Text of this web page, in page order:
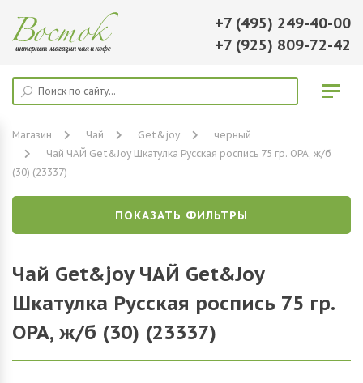
+7 (495) 249-40-00
+7 (925) 809-72-42
Магазин Чай Get&joy
черный
Чай ЧАЙ Get&Joy Шкатулка Русская роспись 75 гр. ОРА, ж/б
(30) (23337)
ПОКАЗАТЬ ФИЛЬТРЫ
Чай Get&joy ЧАЙ Get&Joy
Шкатулка Русская роспись 75 гр.
ОРА, ж/б (30) (23337)